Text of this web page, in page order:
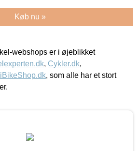
Køb nu »
webshops er i øjeblikket
, Cykler.dk,
, som alle har et stort